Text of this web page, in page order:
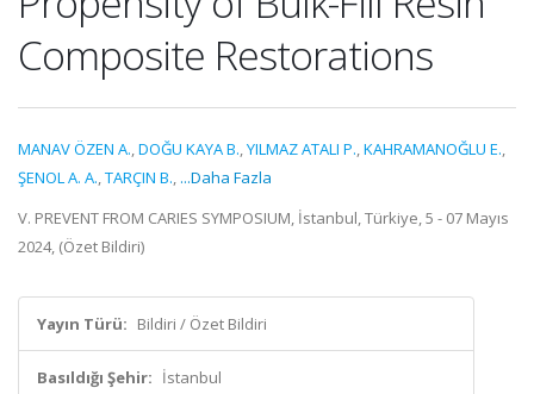
Composite Restorations
MANAV ÖZEN A.,DOĞU KAYA B.,YILMAZ ATALI P.,KAHRAMANOĞLU E.,
ŞENOL A. A.,TARÇIN B., ...Daha Fazla
V. PREVENT FROM CARIES SYMPOSIUM, İstanbul, Türkiye, 5 - 07 Mayıs
2024, (Özet Bildiri)
Yayın Türü: Bildiri / Özet Bildiri
Basıldığı Şehir: İstanbul